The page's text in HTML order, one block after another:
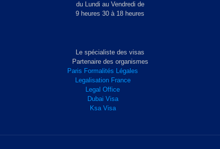
du Lundi au Vendredi de
9 heures 30 à 18 heures
Le spécialiste des visas
Partenaire des organismes
Paris Formalités Légales
Legalisation France
Legal Office
Dubai Visa
Ksa Visa